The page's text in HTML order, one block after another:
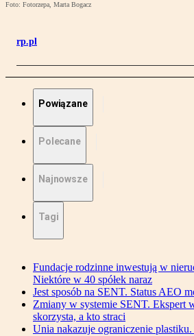
Foto: Fotorzepa, Marta Bogacz
rp.pl
Powiązane
Polecane
Najnowsze
Tagi
Fundacje rodzinne inwestują w
Niektóre w 40 spółek naraz
Jest sposób na SENT. Status AEO
Zmiany w systemie SENT. Ekspert
skorzysta, a kto straci
Unia nakazuje ograniczenie